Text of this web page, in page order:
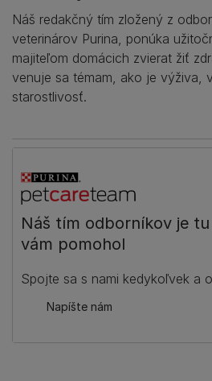
Náš redakčný tím zložený z
veterinárov Purina, ponúka
majiteľom domácich zvierat žiť
venuje sa témam, ako je výživa,
starostlivosť.
Náš tím odborníkov je
vám pomohol
Spojte sa s nami kedykoľvek a
Napíšte nám